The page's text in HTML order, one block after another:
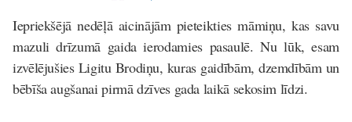
Iepriekšējā nedēļā aicinājām pieteikties māmiņu, kas savu
mazuli drīzumā gaida ierodamies pasaulē. Nu lūk, esam
izvēlējušies Ligitu Brodiņu, kuras gaidībām, dzemdībām un
bēbīša augšanai pirmā dzīves gada laikā sekosim līdzi.